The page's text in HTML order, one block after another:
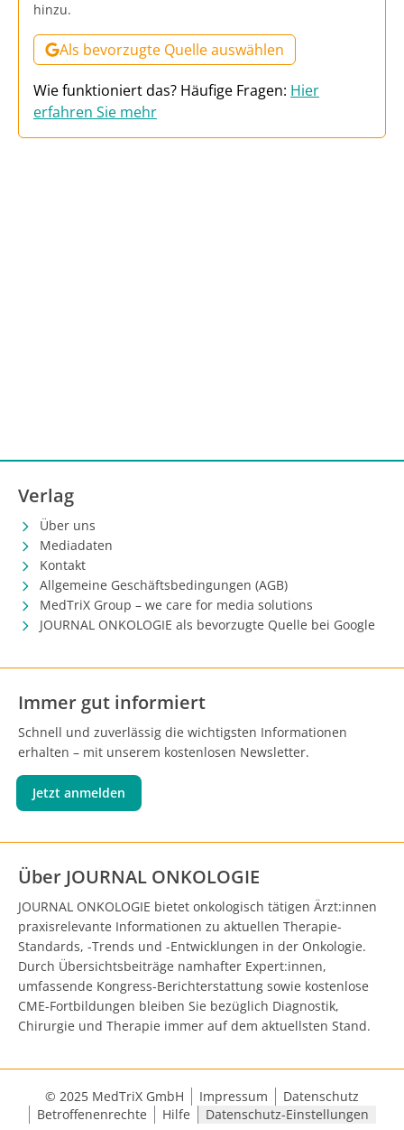
hinzu.
Als bevorzugte Quelle auswählen
Wie funktioniert das? Häufige Fragen: Hier
erfahren Sie mehr
Verlag
Über uns
Mediadaten
Kontakt
Allgemeine Geschäftsbedingungen (AGB)
MedTriX Group – we care for media solutions
JOURNAL ONKOLOGIE als bevorzugte Quelle bei Google
Immer gut informiert
Schnell und zuverlässig die wichtigsten Informationen
erhalten – mit unserem kostenlosen Newsletter.
Jetzt anmelden
Über JOURNAL ONKOLOGIE
JOURNAL ONKOLOGIE bietet onkologisch tätigen Ärzt:innen
praxisrelevante Informationen zu aktuellen Therapie-
Standards, -Trends und -Entwicklungen in der Onkologie.
Durch Übersichtsbeiträge namhafter Expert:innen,
umfassende Kongress-Berichterstattung sowie kostenlose
CME-Fortbildungen bleiben Sie bezüglich Diagnostik,
Chirurgie und Therapie immer auf dem aktuellsten Stand.
© 2025 MedTriX GmbH Impressum
Datenschutz
Betroffenenrechte
Hilfe Datenschutz-Einstellungen